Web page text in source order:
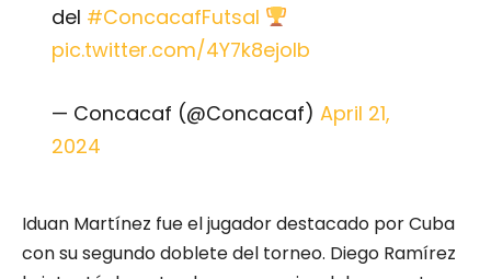
del #ConcacafFutsal
pic.twitter.com/4Y7k8ejolb
— Concacaf (@Concacaf) April 21,
2024
Iduan Martínez fue el jugador destacado por Cuba
con su segundo doblete del torneo. Diego Ramírez